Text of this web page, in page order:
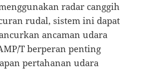
radar canggih
rudal, sistem ini dapat
ancaman udara
T berperan penting
pertahanan udara